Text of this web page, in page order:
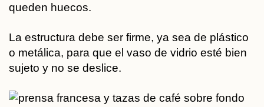
queden huecos.
La estructura debe ser firme, ya sea de plástico
o metálica, para que el vaso de vidrio esté bien
sujeto y no se deslice.